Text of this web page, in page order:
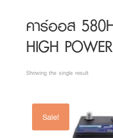
คาร์ออส
HIGH
Showing the single result
Sale!